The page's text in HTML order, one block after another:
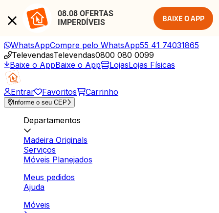
08.08 OFERTAS
IMPERDÍVEIS
BAIXE O APP
WhatsAppCompre pelo WhatsApp55 41 74031865
TelevendasTelevendas0800 080 0099
Baixe o AppBaixe o App LojasLojas Físicas
Entrar Favoritos Carrinho
Informe o seu CEP
Departamentos
Madeira Originals
Serviços
Móveis Planejados
Meus pedidos
Ajuda
Móveis